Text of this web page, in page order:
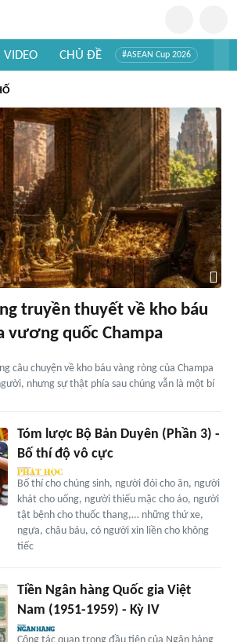
VIDEO CHỦ ĐỀ #ASEAN Cup 2026
truyền thuyết về kho báu
vương quốc Champa
câu chuyện về kho báu vàng ròng của Champa
nhưng sự thật phía sau chúng vẫn là một bí
Tóm lược Bộ Bản Duyên (Phần 3) -
Bố thí độ vô cực
Bố thí cho chúng sinh, người đói cho ăn, người
khát cho uống, người thiếu mặc cho áo, người
tật bệnh cho thuốc thang,… những thứ xe,
ngựa, châu báu, có người xin liền cho không
tiếc
Tiền Ngân hàng Quốc gia Việt
Nam (1951-1959) - Kỳ IV
Công tác quan trọng đầu tiên của Ngân hàng